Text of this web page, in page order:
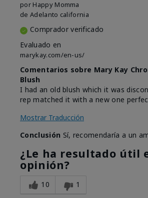
por Happy Momma
de Adelanto california
Comprador verificado
Evaluado en
marykay.com/en-us/
Comentarios sobre Mary Kay
Blush
I had an old blush which it was
rep matched it with a new one
Mostrar Traducción
Conclusión Sí, recomendaría a un
¿Le ha resultado útil
opinión?
10 1